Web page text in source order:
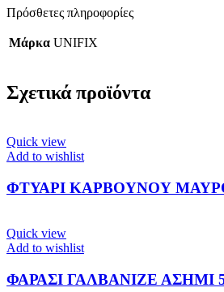
Πρόσθετες πληροφορίες
Μάρκα UNIFIX
Σχετικά προϊόντα
Quick view
Add to wishlist
ΦΤΥΑΡΙ ΚΑΡΒΟΥΝΟΥ ΜΑΥΡΟ
Quick view
Add to wishlist
ΦΑΡΑΣΙ ΓΑΛΒΑΝΙΖΕ ΑΣΗΜΙ